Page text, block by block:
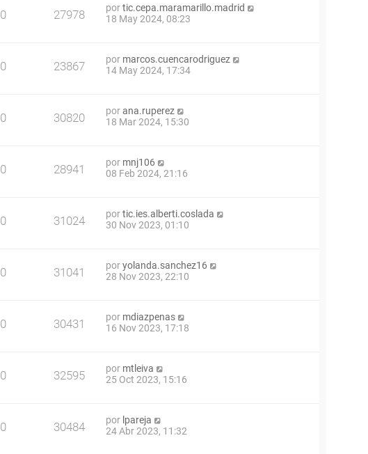
0 27978 portic.cepa.maramarillo.madrid
18 May 2024, 08:23
0 23867 por marcos.cuencarodriguez
14 May 2024, 17:34
0 30820 porana.ruperez
18 Mar 2024, 15:30
0 28941 por mnj106
08 Feb 2024, 21:16
0 31024 portic.ies.alberti.coslada
30 Nov 2023, 01:10
0 31041 poryolanda.sanchez16
28 Nov 2023, 22:10
0 30431 por mdiazpenas
16 Nov 2023, 17:18
0 32595 por mtleiva
25 Oct 2023, 15:16
0 30484 por lpareja
24 Abr 2023, 11:32